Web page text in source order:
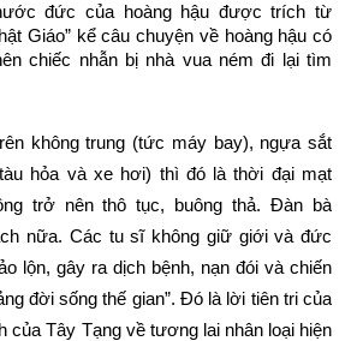
đức của hoàng hậu được trích từ
Giáo” kể câu chuyện về hoàng hậu có
chiếc nhẫn bị nhà vua ném đi lại tìm
không trung (tức máy bay), ngựa sắt
hỏa và xe hơi) thì đó là thời đại mạt
trở nên thô tục, buông thả. Đàn bà
nữa. Các tu sĩ không giữ giới và đức
lộn, gây ra dịch bệnh, nạn đói và chiến
đời sống thế gian”. Đó là lời tiên tri của
của Tây Tạng về tương lai nhân loại hiện